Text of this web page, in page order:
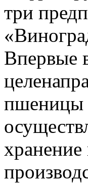
три
Впервые
пшеницы
хранение